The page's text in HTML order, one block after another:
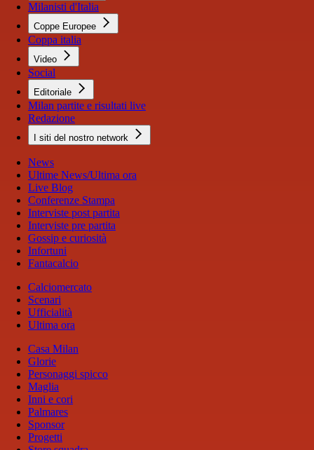
Milanisti d'Italia
Coppe Europee
Coppa italia
Video
Social
Editoriale
Milan partite e risultati live
Redazione
I siti del nostro network
News
Ultime News/Ultima ora
Live Blog
Conferenze Stampa
Interviste post partita
Interviste pre partita
Gossip e curiosità
Infortuni
Fantacalcio
Calciomercato
Scenari
Ufficialità
Ultima ora
Casa Milan
Glorie
Personaggi spicco
Maglia
Inni e cori
Palmares
Sponsor
Progetti